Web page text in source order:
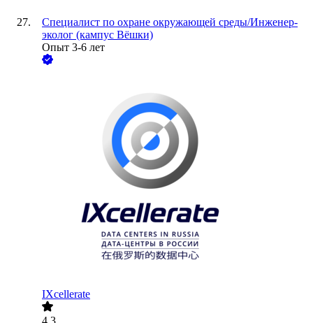
Специалист по охране окружающей среды/Инженер-
эколог (кампус Вёшки)
Опыт 3-6 лет
IXcellerate